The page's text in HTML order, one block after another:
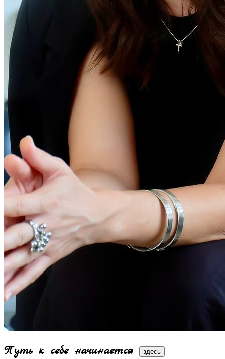
Путь к себе начинается здесь